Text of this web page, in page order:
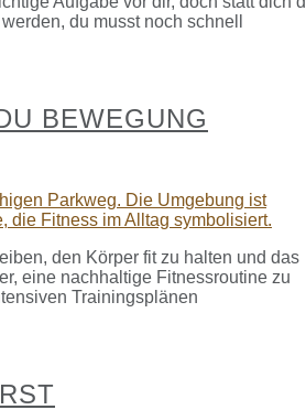
du musst noch schnell
BEWEGUNG
den Körper fit zu halten und das
eine nachhaltige Fitnessroutine zu
Trainingsplänen